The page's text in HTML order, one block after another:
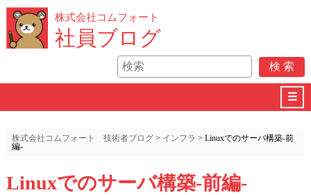
株式会社コムフォート
社員ブログ
☰
株式会社コムフォート 技術者ブログ> インフラ > Linuxでのサーバ構築-前
編-
Linuxでのサーバ構築-前編-